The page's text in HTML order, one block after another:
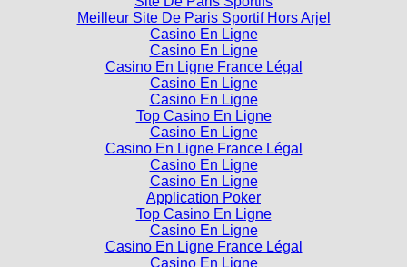
Meilleur Site De Paris Sportif Hors Arjel
Casino En Ligne
Casino En Ligne
Casino En Ligne France Légal
Casino En Ligne
Casino En Ligne
Top Casino En Ligne
Casino En Ligne
Casino En Ligne France Légal
Casino En Ligne
Casino En Ligne
Application Poker
Top Casino En Ligne
Casino En Ligne
Casino En Ligne France Légal
Casino En Ligne